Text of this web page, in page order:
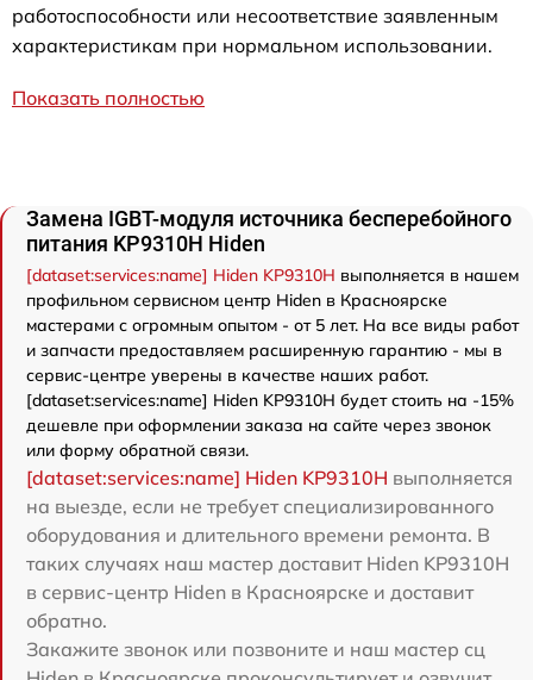
работоспособности или несоответствие заявленным
характеристикам при нормальном использовании.
Показать полностью
Замена IGBT-модуля источника бесперебойного
питания KP9310H Hiden
[dataset:services:name] Hiden KP9310H выполняется в нашем
профильном сервисном центр Hiden в Красноярске
мастерами с огромным опытом - от 5 лет. На все виды работ
и запчасти предоставляем расширенную гарантию - мы в
сервис-центре уверены в качестве наших работ.
[dataset:services:name] Hiden KP9310H будет стоить на -15%
дешевле при оформлении заказа на сайте через звонок
или форму обратной связи.
[dataset:services:name] Hiden KP9310H выполняется
на выезде, если не требует специализированного
оборудования и длительного времени ремонта. В
таких случаях наш мастер доставит Hiden KP9310H
в сервис-центр Hiden в Красноярске и доставит
обратно.
Закажите звонок или позвоните и наш мастер сц